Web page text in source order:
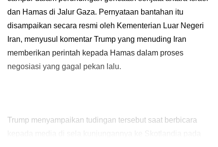
dan Hamas di Jalur Gaza. Pernyataan bantahan itu
disampaikan secara resmi oleh Kementerian Luar Negeri
Iran, menyusul komentar Trump yang menuding Iran
memberikan perintah kepada Hamas dalam proses
negosiasi yang gagal pekan lalu.
Trump menyampaikan tudingan tersebut saat berbicara